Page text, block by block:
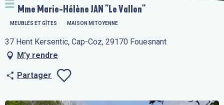
Mme Marie-Hélène JAN "Le Vallon"
MEUBLÉS ET GÎTES MAISON MITOYENNE
37 Hent Kersentic, Cap-Coz, 29170 Fouesnant
M'y rendre
Partager